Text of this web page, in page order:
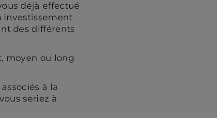
déjà effectué
investissement
des différents
moyen ou long
à la
seriez à